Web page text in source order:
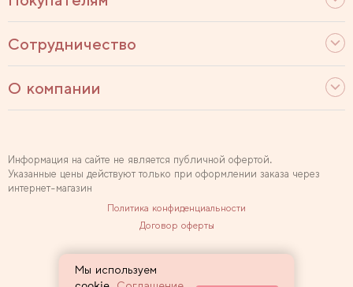
Сотрудничество
О компании
Информация на сайте не является публичной офертой.
Указанные цены действуют только при оформлении заказа через
интернет-магазин
Политика конфиденциальности
Договор оферты
Мы используем